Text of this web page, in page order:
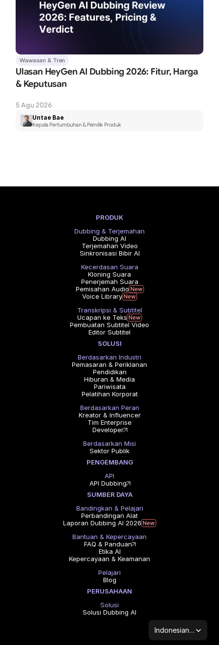
Wawasan & Tren
Ulasan HeyGen AI Dubbing 2026: Fitur, Harga
& Keputusan
5 Agu 2026
Untae Bae
Kepala Pertumbuhan & Pemilik Produk
PRODUK
Dubbing & Terjemahan
Dubbing AI
Terjemahan Video
Sinkronisasi Bibir AI
Kecerdasan Suara
Kloning Suara
Penerjemah Suara
Pemisahan Audio
Voice Library
Transkripsi & Subtitel
Ucapan ke Teks
Pembuatan Subtitel Video
Editor Subtitel
SOLUSI
Berdasarkan Industri
Pemasaran & Periklanan
Pendidikan
Hiburan & Media
Pariwisata
Pelatihan Korporat
Berdasarkan Peran
Kreator & Influencer
Tim Enterprise
Developer
Berdasarkan Misi
Sektor Publik
PENGEMBANG
API
API Dubbing
SUMBER DAYA
Bandingkan & Pelajari
Perbandingan Alat
Laporan Dubbing AI 2026
Bantuan & Kepercayaan
FAQ & Panduan
Etika AI
Kepercayaan & Keamanan
Pelajari
Blog
PERUSAHAAN
Solusi
Solusi Dubbing AI
Select Language
Indonesian (Indonesia)